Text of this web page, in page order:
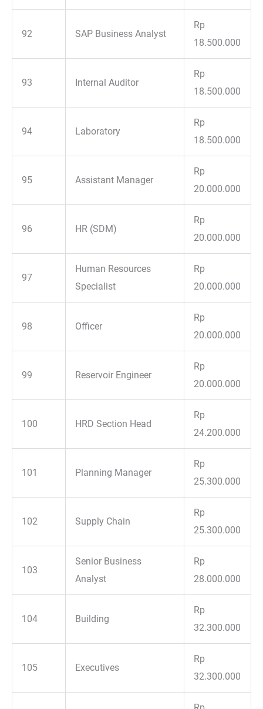
92 SAP Business Analyst
Rp
18.500.000
93 Internal Auditor
Rp
18.500.000
94 Laboratory
Rp
18.500.000
95 Assistant Manager
Rp
20.000.000
96 HR (SDM)
Rp
20.000.000
97
Human Resources
Specialist
Rp
20.000.000
98 Officer
Rp
20.000.000
99 Reservoir Engineer
Rp
20.000.000
100 HRD Section Head
Rp
24.200.000
101 Planning Manager
Rp
25.300.000
102 Supply Chain
Rp
25.300.000
103
Senior Business
Analyst
Rp
28.000.000
104 Building
Rp
32.300.000
105 Executives
Rp
32.300.000